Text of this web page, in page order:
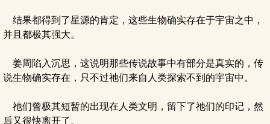
结果都得到了星源的肯定，这些生物确实存在于宇宙之中，
并且都极其强大。
姜周陷入沉思，这说明那些传说故事中有部分是真实的，传
说生物确实存在，只不过祂们来自人类探索不到的宇宙中。
祂们曾极其短暂的出现在人类文明，留下了祂们的印记，然
后又很快离开了。